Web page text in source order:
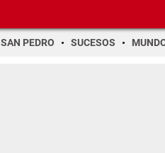
SAN PEDRO SUCESOS